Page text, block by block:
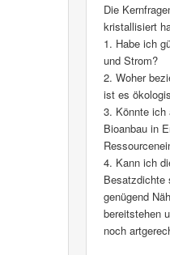
Die
kristallisiert
1. Habe ich
und Strom?
2. Woher
ist es
3. Könnte ich
Bioanbau in
4. Kann ich
Besatzdichte
genügend
bereitstehen
noch